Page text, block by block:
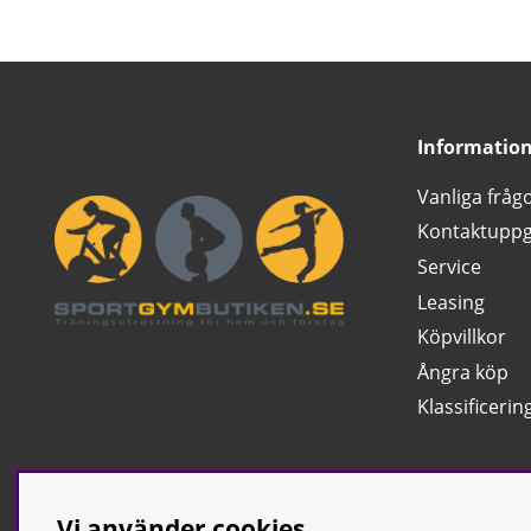
Information
Vanliga
Service
Leasing
Köpvillkor
Ångra köp